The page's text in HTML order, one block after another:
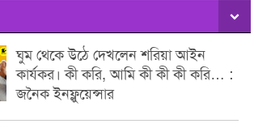
ঘুম থেকে উঠে দেখলেন শরিয়া আইন
কার্যকর। কী করি, আমি কী কী কী করি… :
জনৈক ইনফ্লুয়েন্সার